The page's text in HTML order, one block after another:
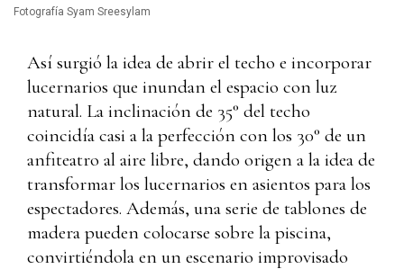
Fotografía Syam Sreesylam
Así surgió la idea de abrir el techo e incorporar
lucernarios que inundan el espacio con luz
natural. La inclinación de 35° del techo
coincidía casi a la perfección con los 30° de un
anfiteatro al aire libre, dando origen a la idea de
transformar los lucernarios en asientos para los
espectadores. Además, una serie de tablones de
madera pueden colocarse sobre la piscina,
convirtiéndola en un escenario improvisado